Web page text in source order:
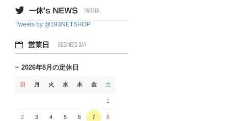
Tweets by @193NETSHOP
2026年8月の定休日
日 月 火 水 木 金 土
1
2 3 4 5 6 7 8